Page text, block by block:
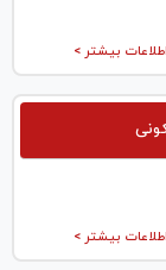
اطلاعات بیشتر >
اطلاعات بیشتر >